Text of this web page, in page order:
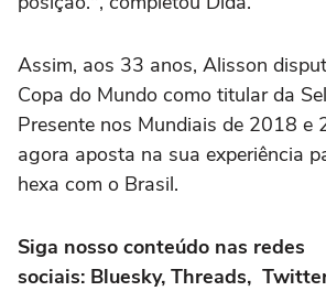
Assim, aos 33 anos, Alisson
Copa do Mundo como titular da
Presente nos Mundiais de 2018 e
agora aposta na sua experiência
hexa com o Brasil.
Siga nosso conteúdo nas redes
sociais: Bluesky, Threads,